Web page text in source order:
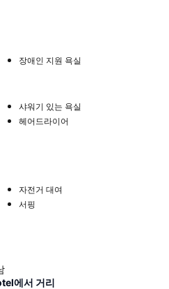
장애인 지원 욕실
샤워기 있는 욕실
헤어드라이어
자전거 대여
서핑
에서 거리